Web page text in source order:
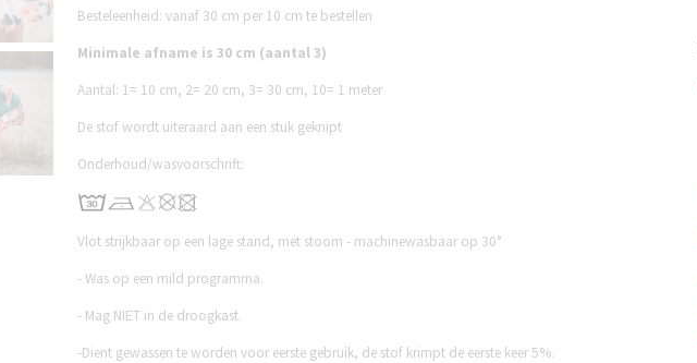
Besteleenheid: vanaf 30 cm per 10 cm te bestellen
Minimale afname is 30 cm (aantal 3)
Aantal: 1= 10 cm, 2= 20 cm, 3= 30 cm, 10= 1 meter
De stof wordt uiteraard aan een stuk geknipt
Onderhoud/wasvoorschrift:
Vlot strijkbaar op een lage stand, met stoom - machinewasbaar op 30°
- Was op een mild programma.
- Mag NIET in de droogkast.
-Dient gewassen te worden voor eerste gebruik, de stof krimpt de eerste keer 5%.